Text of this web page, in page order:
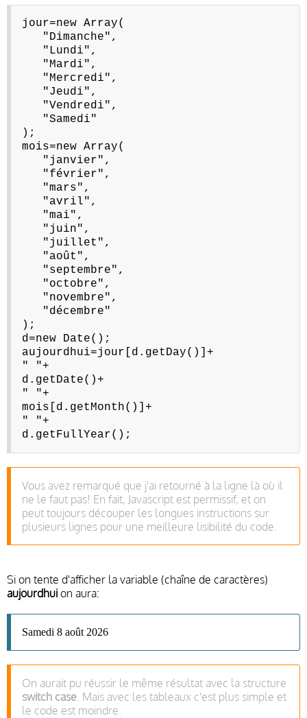
jour=new Array(
"Dimanche",
"Lundi",
"Mardi",
"Mercredi",
"Jeudi",
"Vendredi",
"Samedi"
);
mois=new Array(
"janvier",
"février",
"mars",
"avril",
"mai",
"juin",
"juillet",
"août",
"septembre",
"octobre",
"novembre",
"décembre"
);
d=new Date();
aujourdhui=jour[d.getDay()]+
" "+
d.getDate()+
" "+
mois[d.getMonth()]+
" "+
d.getFullYear();
Vous avez remarqué que j'ai retourné à la ligne là où il
ne le faut pas! En fait, Javascript est permissif, et on
peut toujours découper les longues instructions sur
plusieurs lignes pour une meilleure lisibilité du code.
Si on tente d'afficher la variable (chaîne de caractères)
aujourdhui on aura:
Samedi 8 août 2026
On aurait pu réussir le même résultat avec la structure
switch case. Mais avec les tableaux c'est plus simple et
le code est moindre.